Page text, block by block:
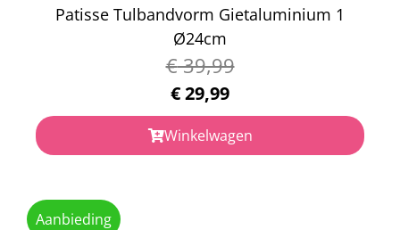
Patisse Tulbandvorm Gietaluminium 1
Ø24cm
€39,99
€29,99
Winkelwagen
Aanbieding